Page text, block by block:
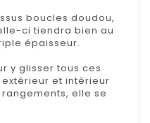
boucles doudou,
ci tiendra bien au
épaisseur.
y glisser tous ces
et intérieur
elle se